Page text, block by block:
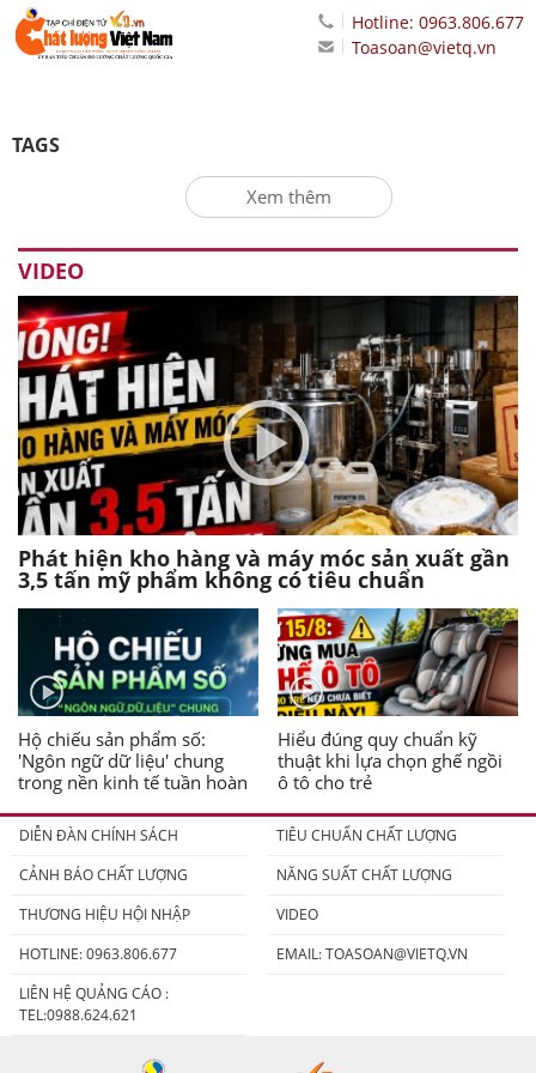
Hotline: 0963.806.677
Toasoan@vietq.vn
TAGS
Xem thêm
VIDEO
Phát hiện kho hàng và máy móc sản xuất gần
3,5 tấn mỹ phẩm không có tiêu chuẩn
Hộ chiếu sản phẩm số:
'Ngôn ngữ dữ liệu' chung
trong nền kinh tế tuần hoàn
Hiểu đúng quy chuẩn kỹ
thuật khi lựa chọn ghế ngồi
ô tô cho trẻ
DIỄN ĐÀN CHÍNH SÁCH
TIÊU CHUẨN CHẤT LƯỢNG
CẢNH BÁO CHẤT LƯỢNG
NĂNG SUẤT CHẤT LƯỢNG
THƯƠNG HIỆU HỘI NHẬP
VIDEO
HOTLINE: 0963.806.677
EMAIL:TOASOAN@VIETQ.VN
LIÊN HỆ QUẢNG CÁO :
TEL:0988.624.621